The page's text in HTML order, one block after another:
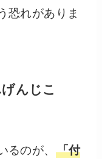
恐れがありま
んじこ
るのが、 「付